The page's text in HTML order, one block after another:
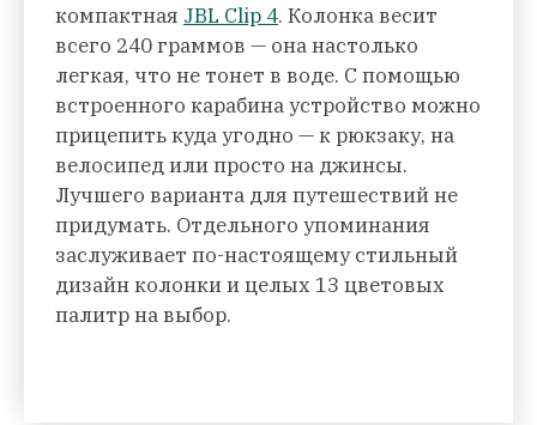
компактная JBL Clip 4. Колонка весит
всего 240 граммов — она настолько
легкая, что не тонет в воде. С помощью
встроенного карабина устройство можно
прицепить куда угодно — к рюкзаку, на
велосипед или просто на джинсы.
Лучшего варианта для путешествий не
придумать. Отдельного упоминания
заслуживает по-настоящему стильный
дизайн колонки и целых 13 цветовых
палитр на выбор.